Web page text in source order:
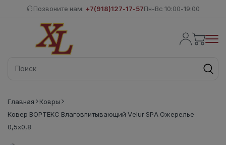
Позвоните нам: +7(918)127-17-57Пн-Вс 10:00-19:00
Главная
Ковры
Ковер ВОРТЕКС Влаговпитывающий Velur SPA Ожерелье
0,5х0,8